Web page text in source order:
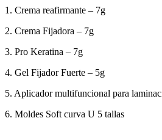
1. Crema reafirmante – 7g
2. Crema Fijadora – 7g
3. Pro Keratina – 7g
4. Gel Fijador Fuerte – 5g
5. Aplicador multifuncional para
6. Moldes Soft curva U 5 tallas